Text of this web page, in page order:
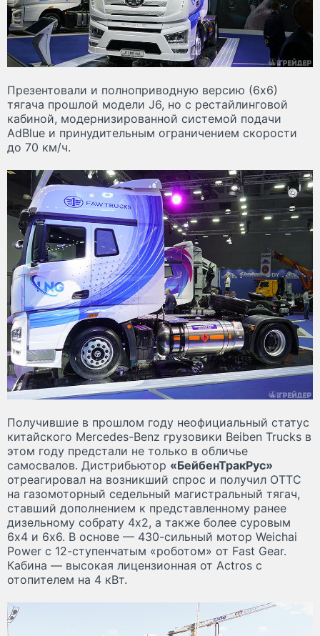
Презентовали и полноприводную версию (6х6)
тягача прошлой модели J6, но с рестайлинговой
кабиной, модернизированной системой подачи
AdBlue и принудительным ограничением скорости
до 70 км/ч.
Получившие в прошлом году неофициальный статус
китайского Mercedes-Benz грузовики Beiben Trucks в
этом году предстали не только в обличье
самосвалов. Дистрибьютор «БейбенТракРус»
отреагировал на возникший спрос и получил ОТТС
на газомоторный седельный магистральный тягач,
ставший дополнением к представленному ранее
дизельному собрату 4х2, а также более суровым
6х4 и 6х6. В основе — 430-сильный мотор Weichai
Power с 12-ступенчатым «роботом» от Fast Gear.
Кабина — высокая лицензионная от Actros с
отопителем на 4 кВт.